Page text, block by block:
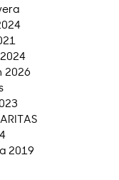
2026
2019